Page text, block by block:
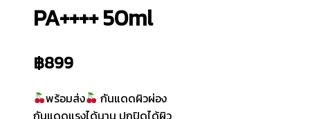
PA++++ 50ml
฿899
พร้อมส่ง
กันแดดผิวผ่อง
กันแดดแรงได้นาน ปกปิดได้ผิว